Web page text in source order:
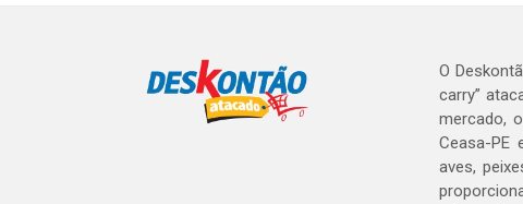
O
carry”
mercado,
Ceasa-PE
aves,